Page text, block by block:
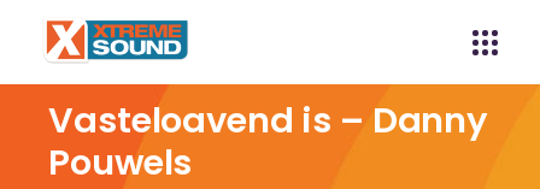
Vasteloavend is – Danny
Pouwels